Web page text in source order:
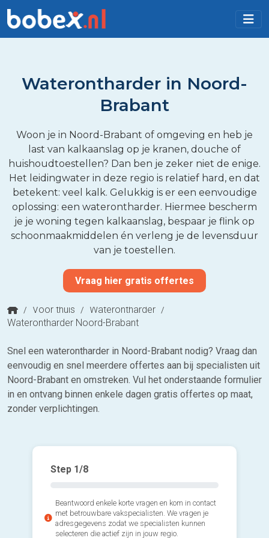
Waterontharder in Noord-
Brabant
Woon je in Noord-Brabant of omgeving en heb je
last van kalkaanslag op je kranen, douche of
huishoudtoestellen? Dan ben je zeker niet de enige.
Het leidingwater in deze regio is relatief hard, en dat
betekent: veel kalk. Gelukkig is er een eenvoudige
oplossing: een waterontharder. Hiermee bescherm
je je woning tegen kalkaanslag, bespaar je flink op
schoonmaakmiddelen én verleng je de levensduur
van je toestellen.
Vraag hier gratis offertes
/ Voor thuis / Waterontharder /
Waterontharder Noord-Brabant
Snel een waterontharder in Noord-Brabant nodig? Vraag dan
eenvoudig en snel meerdere offertes aan bij specialisten uit
Noord-Brabant en omstreken. Vul het onderstaande formulier
in en ontvang binnen enkele dagen gratis offertes op maat,
zonder verplichtingen.
Step 1/8
Beantwoord enkele korte vragen en kom in contact
met betrouwbare vakspecialisten. We vragen je
adresgegevens zodat we specialisten kunnen
selecteren die actief zijn in jouw regio.